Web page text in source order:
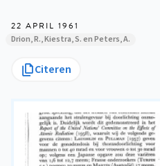
22 APRIL 1961
Drion, R., Kiestra, S. en Peters, A.
Citeren